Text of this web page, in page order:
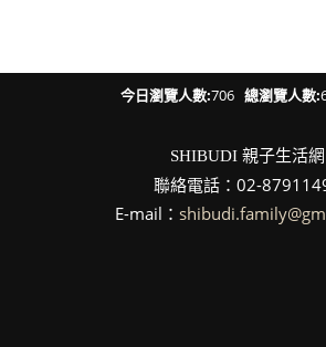
今日瀏覽人數:706 總瀏覽人數:
SHIBUDI 親子生活網
聯絡電話：02-
E-mail：